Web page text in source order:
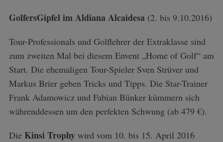
GolfersGipfel im Aldiana Alcaidesa (2. bis 9.10.2016)
Tour-Professionals und Golflehrer der Extraklasse sind
zum zweiten Mal bei diesem Envent „Home of Golf“ am
Start. Die ehemaligen Tour-Spieler Sven Strüver und
Markus Brier geben Tricks und Tipps. Die Star-Trainer
Frank Adamowicz und Fabian Bünker kümmern sich
währenddessen um den perfekten Schwung (ab 479 €).
Die Kinsi Trophywird vom 10. bis 15. April 2016